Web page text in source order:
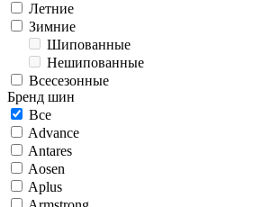
Летние
Зимние
Шипованные
Нешипованные
Всесезонные
Бренд шин
Все
Advance
Antares
Aosen
Aplus